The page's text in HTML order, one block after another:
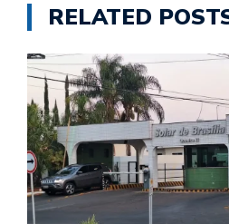
RELATED